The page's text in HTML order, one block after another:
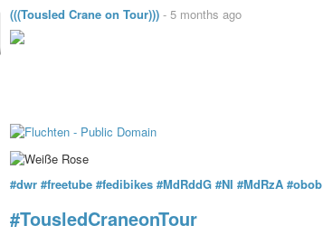
BostonVEVO
(((Tousled Crane on Tour))) - 5 months ago
#dwr #freetube #fedibikes #MdRddG #NI #MdRzA #obob
#TousledCraneonTour